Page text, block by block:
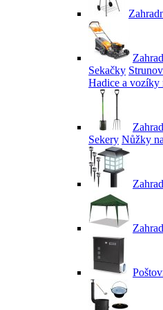
Sekačky
Hadice a vozíky
Sekery Nůžky